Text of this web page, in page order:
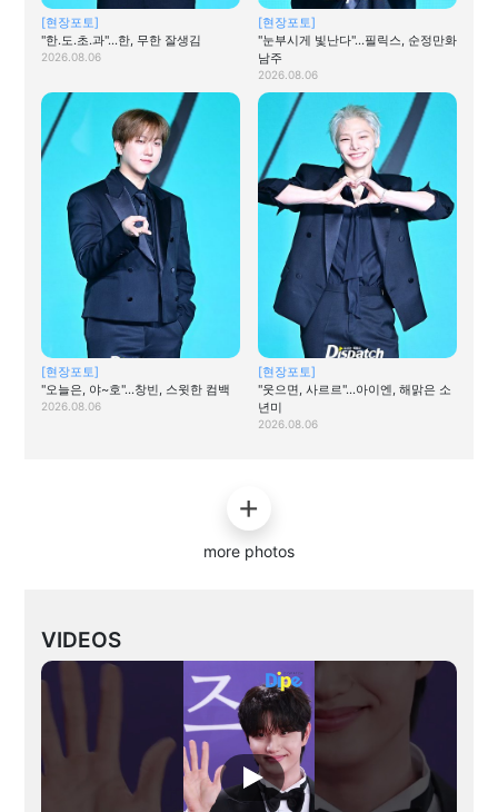
[현장포토]
"한.도.초.과"…한, 무한 잘생김
2026.08.06
[현장포토]
"눈부시게 빛난다"…필릭스, 순정만화
남주
2026.08.06
[현장포토]
"오늘은, 야~호"…창빈, 스윗한 컴백
2026.08.06
[현장포토]
"웃으면, 사르르"…아이엔, 해맑은 소
년미
2026.08.06
more photos
VIDEOS